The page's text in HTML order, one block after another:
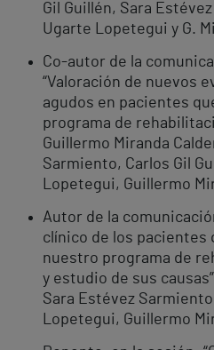
Gil Guillén, Sara
Ugarte Lopetegui y G.
Co-autor de la
“Valoración de nuevos
agudos en pacientes
programa de
Guillermo Miranda
Sarmiento, Carlos Gil
Lopetegui, Guillermo
Autor de la
clínico de los pacientes
nuestro programa de
y estudio de sus
Sara Estévez
Lopetegui, Guillermo